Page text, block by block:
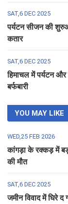
SAT,6 DEC 2025
पर्यटन सीजन की
कतार
SAT,6 DEC 2025
हिमाचल में पर्यटन और
बर्फबारी
YOU MAY LIKE
WED,25 FEB 2026
कांगड़ा के रक्कड़ में
की मौत
SAT,6 DEC 2025
जमीन विवाद में घिरे